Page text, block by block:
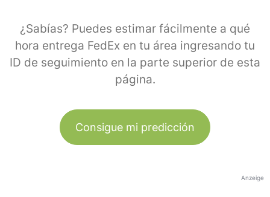
¿Sabías? Puedes estimar fácilmente a qué
hora entrega FedEx en tu área ingresando tu
ID de seguimiento en la parte superior de esta
página.
Consigue mi predicción
Anzeige